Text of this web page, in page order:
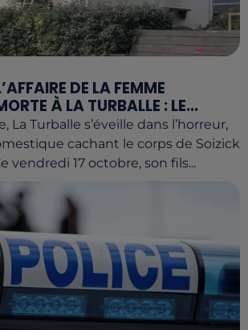
DE LA FEMME
À LA TURBALLE : LE...
La Turballe s’éveille dans l’horreur,
cachant le corps de Soizick
vendredi 17 octobre, son fils...